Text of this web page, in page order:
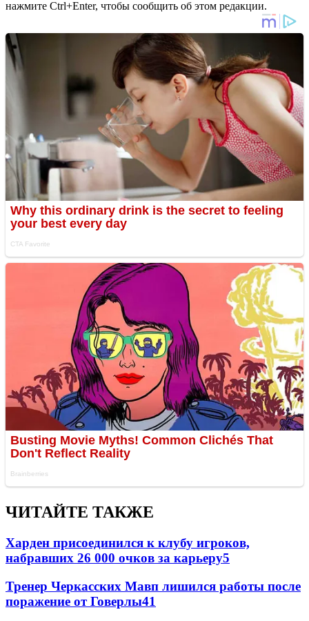
нажмите Ctrl+Enter, чтобы сообщить об этом редакции.
ЧИТАЙТЕ ТАКЖЕ
Харден присоединился к клубу игроков,
набравших 26 000 очков за карьеру5
Тренер Черкасских Мавп лишился работы после
поражение от Говерлы41